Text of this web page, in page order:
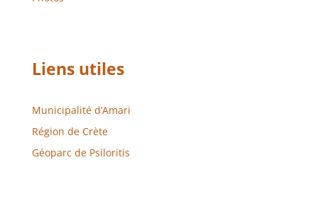
Liens utiles
Municipalité d’Amari
Région de Crète
Géoparc de Psiloritis